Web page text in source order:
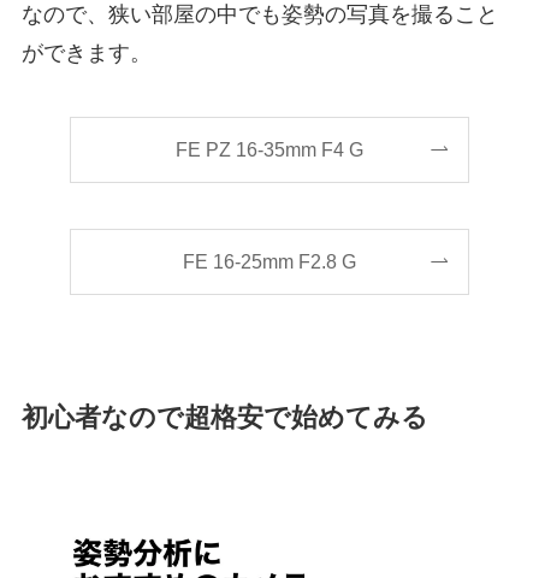
なので、狭い部屋の中でも姿勢の写真を撮ること
ができます。
FE PZ 16-35mm F4 G
FE 16-25mm F2.8 G
初心者なので超格安で始めてみる